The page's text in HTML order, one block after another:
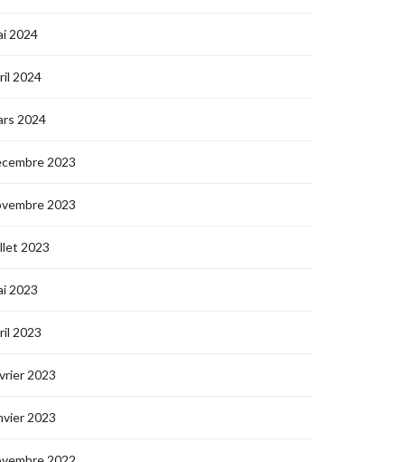
2024
2024
2024
2023
2023
2023
2023
2023
2023
2023